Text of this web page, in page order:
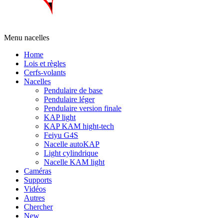
Menu nacelles
Home
Lois et règles
Cerfs-volants
Nacelles
Pendulaire de base
Pendulaire léger
Pendulaire version finale
KAP light
KAP KAM hight-tech
Feiyu G4S
Nacelle autoKAP
Light cylindrique
Nacelle KAM light
Caméras
Supports
Vidéos
Autres
Chercher
New